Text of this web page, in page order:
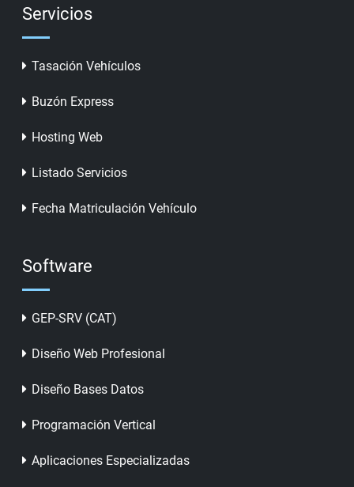
Servicios
Tasación Vehículos
Buzón Express
Hosting Web
Listado Servicios
Fecha Matriculación Vehículo
Software
GEP-SRV (CAT)
Diseño Web Profesional
Diseño Bases Datos
Programación Vertical
Aplicaciones Especializadas